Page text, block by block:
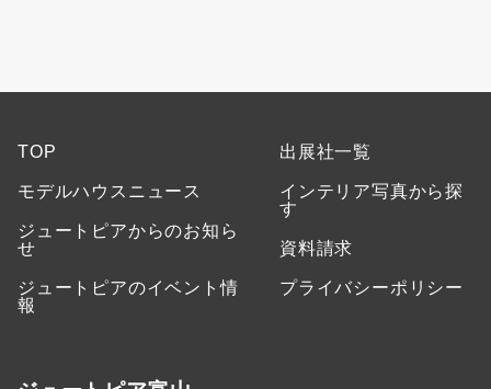
TOP
モデルハウスニュース
ジュートピアからのお知ら
せ
ジュートピアのイベント情
報
出展社一覧
インテリア写真から探
す
資料請求
プライバシーポリシー